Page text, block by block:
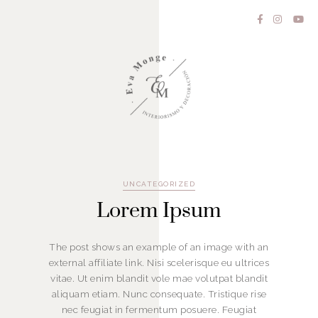
UNCATEGORIZED
Lorem Ipsum
The post shows an example of an image with an
external affiliate link. Nisi scelerisque eu ultrices
vitae. Ut enim blandit vole mae volutpat blandit
aliquam etiam. Nunc consequate. Tristique rise
nec feugiat in fermentum posuere. Feugiat